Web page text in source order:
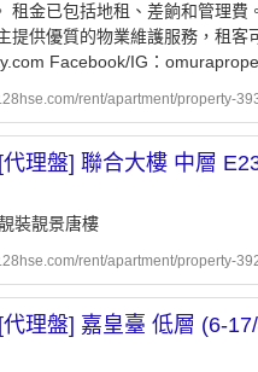
租金已包括地租、差餉和管理
提供優質的物業維護服務，租
Facebook/IG：
rent/apartment/property-
理盤] 聯合大樓 中層
裝靚景唐樓
rent/apartment/property-
理盤] 嘉皇臺 低層 (6-